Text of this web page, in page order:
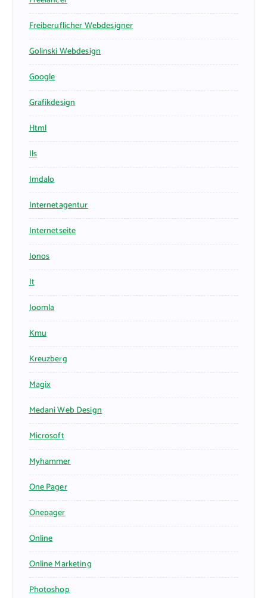
Freiberuflicher Webdesigner
Golinski Webdesign
Google
Grafikdesign
Html
Ils
Imdalo
Internetagentur
Internetseite
Ionos
It
Joomla
Kmu
Kreuzberg
Magix
Medani Web Design
Microsoft
Myhammer
One Pager
Onepager
Online
Online Marketing
Photoshop